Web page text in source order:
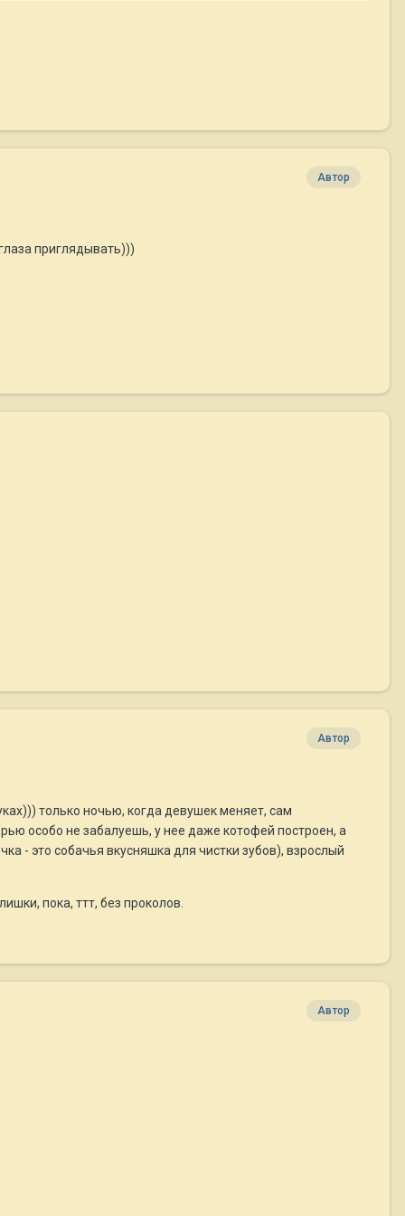
Автор
приглядывать)))
Автор
только ночью, когда девушек меняет, сам
особо не забалуешь, у нее даже котофей построен, а
- это собачья вкусняшка для чистки зубов), взрослый
пока, ттт, без проколов.
Автор